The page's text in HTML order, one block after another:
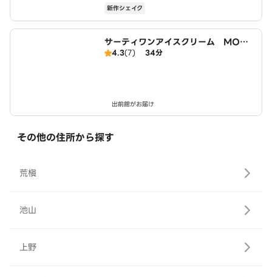
新作シェイク
サーティワンアイスクリーム MOM
Oテラス店
4.3(7) 34分
出前館がお届け
その他の住所から探す
荒槇
池山
上野